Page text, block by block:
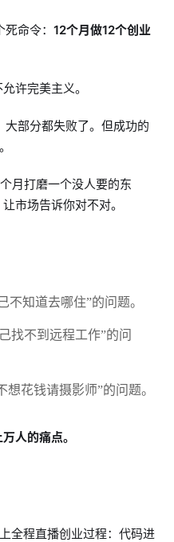
命令： 12个月做12个创业
许完美主义。
部分都失败了。但成功的
月打磨一个没人要的东
市场告诉你对不对。
不知道去哪住”的问题。
找不到远程工作”的问
想花钱请摄影师”的问题。
人的痛点。
全程直播创业过程：代码进